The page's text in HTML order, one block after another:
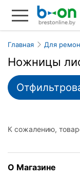
Главная Для
Ножницы
К сожалению,
О Магазине